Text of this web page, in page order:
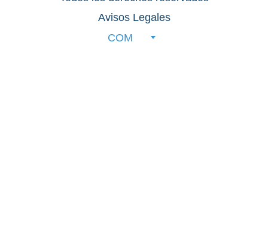
Avisos Legales